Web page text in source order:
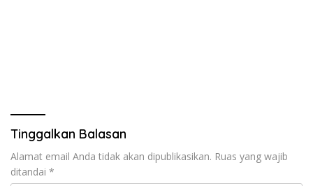
Tinggalkan Balasan
Alamat email Anda tidak akan dipublikasikan. Ruas yang wajib
ditandai *